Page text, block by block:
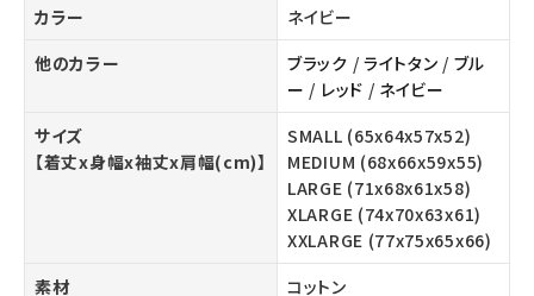
カラー
ネイビー
他のカラー
ブラック / ライトタン / ブル
ー / レッド / ネイビー
サイズ
【着丈x身幅x袖丈x肩幅(cm)】
SMALL (65x64x57x52)
MEDIUM (68x66x59x55)
LARGE (71x68x61x58)
XLARGE (74x70x63x61)
XXLARGE (77x75x65x66)
素材
コットン